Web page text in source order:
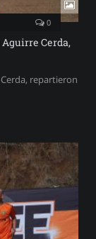
0
Cerda,
repartieron